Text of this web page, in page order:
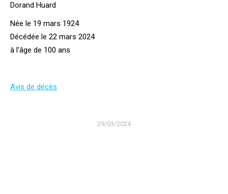
Dorand Huard
Née le 19 mars 1924
Décédée le 22 mars 2024
à l’âge de 100 ans
Avis de décès
29/03/2024